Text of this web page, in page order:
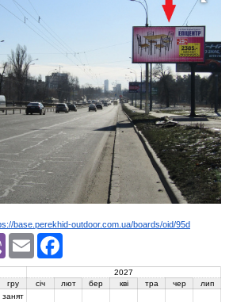
base.perekhid-outdoor.com.ua/boards/oid/95d
Viber Email
2027
гру січ лют бер кві тра чер
лип
занят